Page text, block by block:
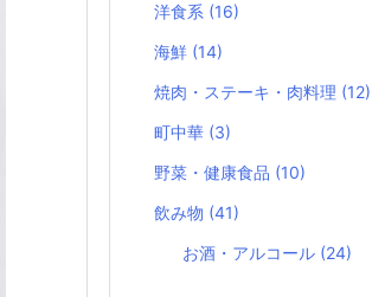
洋食系 (16)
海鮮 (14)
焼肉・ステーキ・肉料理 (12)
町中華 (3)
野菜・健康食品 (10)
飲み物 (41)
お酒・アルコール (24)